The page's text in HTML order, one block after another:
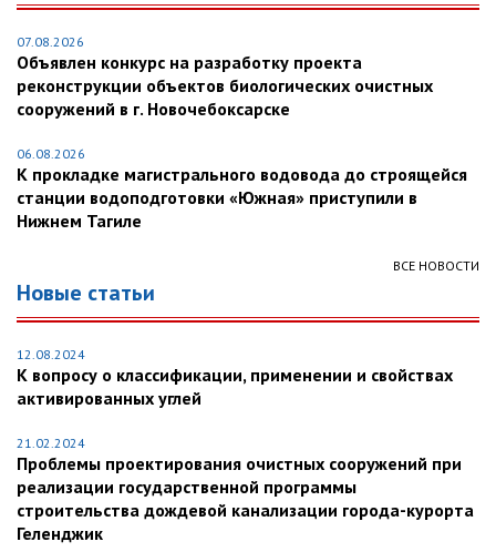
07.08.2026
Объявлен конкурс на разработку проекта
реконструкции объектов биологических очистных
сооружений в г. Новочебоксарске
06.08.2026
К прокладке магистрального водовода до строящейся
станции водоподготовки «Южная» приступили в
Нижнем Тагиле
ВСЕ НОВОСТИ
Новые статьи
12.08.2024
К вопросу о классификации, применении и свойствах
активированных углей
21.02.2024
Проблемы проектирования очистных сооружений при
реализации государственной программы
строительства дождевой канализации города-курорта
Геленджик